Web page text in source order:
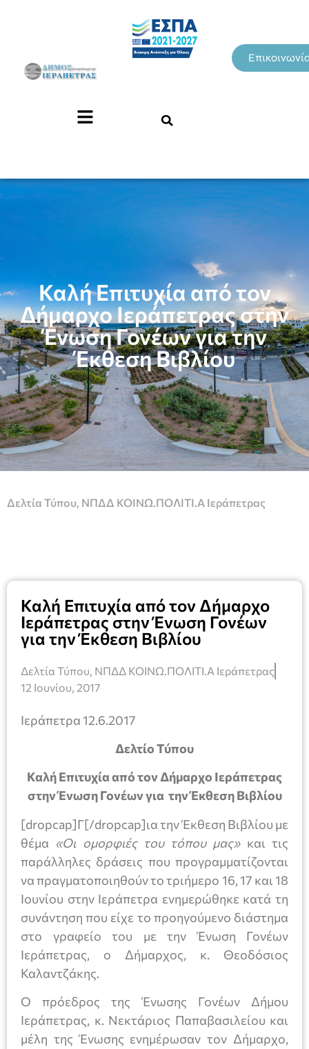
Καλή Επιτυχία από τον
Δήμαρχο Ιεράπετρας στην
Ένωση Γονέων για την
Έκθεση Βιβλίου
Δελτία Τύπου ΝΠΔΔ ΚΟΙΝΩ.ΠΟΛΙΤΙ.Α Ιεράπετρας
Καλή Επιτυχία από τον Δήμαρχο
Ιεράπετρας στην Ένωση Γονέων
για την Έκθεση Βιβλίου
Δελτία Τύπου ΝΠΔΔ ΚΟΙΝΩ.ΠΟΛΙΤΙ.Α Ιεράπετρας
12 Ιουνίου, 2017
Ιεράπετρα 12.6.2017
Δελτίο Τύπου
Καλή Επιτυχία από τον Δήμαρχο Ιεράπετρας
στην Ένωση Γονέων για την Έκθεση Βιβλίου
[dropcap]Γ[/dropcap]ια την Έκθεση Βιβλίου με
θέμα «Οι ομορφιές του τόπου μας»και τις
παράλληλες δράσεις που προγραμματίζονται
να πραγματοποιηθούν το τριήμερο 16, 17 και 18
Ιουνίου στην Ιεράπετρα ενημερώθηκε κατά τη
συνάντηση που είχε το προηγούμενο διάστημα
στο γραφείο του με την Ένωση Γονέων
Ιεράπετρας, ο Δήμαρχος, κ. Θεοδόσιος
Καλαντζάκης.
Ο πρόεδρος της Ένωσης Γονέων Δήμου
Ιεράπετρας, κ. Νεκτάριος Παπαβασιλείου και
μέλη της Ένωσης ενημέρωσαν τον Δήμαρχο,